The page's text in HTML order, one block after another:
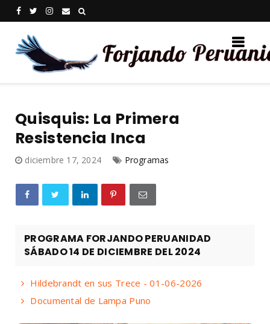
Quisquis: La Primera
Resistencia Inca
diciembre 17, 2024 Programas
PROGRAMA FORJANDO PERUANIDAD
SÁBADO 14 DE DICIEMBRE DEL 2024
Hildebrandt en sus Trece - 01-06-2026
Documental de Lampa Puno